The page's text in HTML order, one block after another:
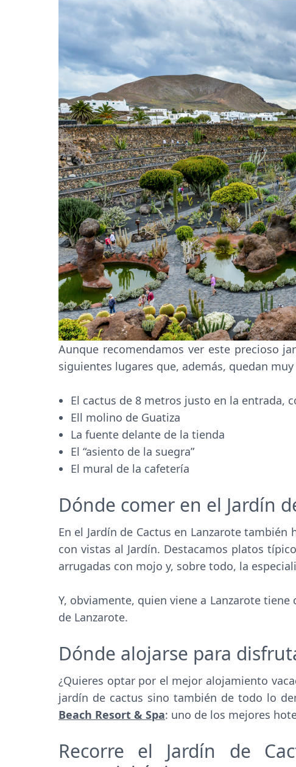
Aunque recomendamos ver este precioso
siguientes lugares que, además, quedan
El cactus de 8 metros justo en la entrada,
Ell molino de Guatiza
La fuente delante de la tienda
El “asiento de la suegra”
El mural de la cafetería
Dónde comer en el Jardín
En el Jardín de Cactus en Lanzarote
con vistas al Jardín. Destacamos platos
arrugadas con mojo y, sobre todo, la
Y, obviamente, quien viene a Lanzarote
de Lanzarote.
Dónde alojarse para
¿Quieres optar por el mejor alojamiento
jardín de cactus sino también de todo lo
Beach Resort & Spa: uno de los mejores
Recorre el Jardín de